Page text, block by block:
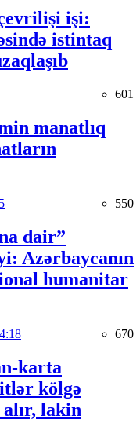
işi:
istintaq
601
manatlıq
550
dair”
Azərbaycanın
humanitar
670
karta
kölgə
alır, lakin